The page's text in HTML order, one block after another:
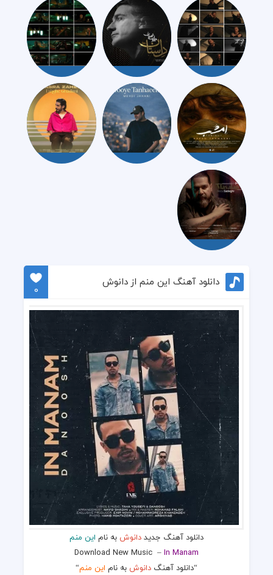
دانلود آهنگ این منم از دانوش
0
دانلود آهنگ جدیددانوش به نام این منم
Download New Music –In Manam
“دانلود آهنگ دانوش به نام این منم“